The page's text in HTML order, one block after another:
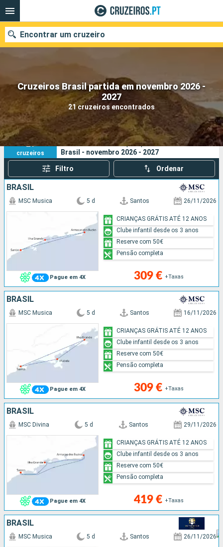
Cruzeiros Brasil partida em novembro 2026 -
2027
21 cruzeiros encontrados
Encontrar um cruzeiro
Quando ir?
Data de partida
Portos Companhias
Pesquisar
21
cruzeiros
Os seus critérios de pesquisa:
Brasil - novembro 2026 - 2027
Filtro Ordenar
BRASIL
Pague em 4X
MSC Musica 5 d Santos 26/11/2026
309 € +Taxas
CRIANÇAS GRÁTIS ATÉ 12 ANOS
Clube infantil desde os 3 anos
Reserve com 50€
Pensão completa
BRASIL
Pague em 4X
MSC Musica 5 d Santos 16/11/2026
309 € +Taxas
CRIANÇAS GRÁTIS ATÉ 12 ANOS
Clube infantil desde os 3 anos
Reserve com 50€
Pensão completa
BRASIL
Pague em 4X
MSC Divina 5 d Santos 29/11/2026
419 € +Taxas
CRIANÇAS GRÁTIS ATÉ 12 ANOS
Clube infantil desde os 3 anos
Reserve com 50€
Pensão completa
BRASIL
MSC Musica 5 d Santos 26/11/2026